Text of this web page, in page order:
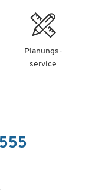
Planungs-
service